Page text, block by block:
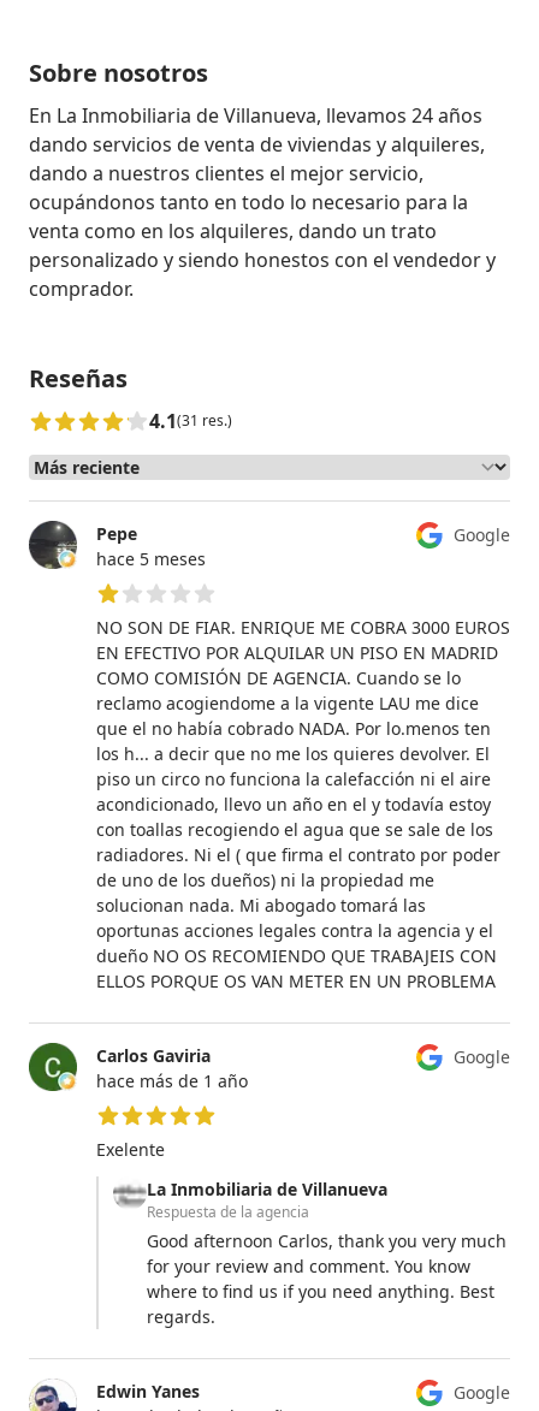
Sobre nosotros
En La Inmobiliaria de Villanueva, llevamos 24 años
dando servicios de venta de viviendas y alquileres,
dando a nuestros clientes el mejor servicio,
ocupándonos tanto en todo lo necesario para la
venta como en los alquileres, dando un trato
personalizado y siendo honestos con el vendedor y
Reseñas
4.1(31 res.)
Google
Pepe
hace 5 meses
NO SON DE FIAR. ENRIQUE ME COBRA 3000 EUROS
EN EFECTIVO POR ALQUILAR UN PISO EN MADRID
COMO COMISIÓN DE AGENCIA. Cuando se lo
reclamo acogiendome a la vigente LAU me dice
que el no había cobrado NADA. Por lo.menos ten
los h... a decir que no me los quieres devolver. El
piso un circo no funciona la calefacción ni el aire
acondicionado, llevo un año en el y todavía estoy
con toallas recogiendo el agua que se sale de los
radiadores. Ni el ( que firma el contrato por poder
de uno de los dueños) ni la propiedad me
solucionan nada. Mi abogado tomará las
oportunas acciones legales contra la agencia y el
dueño NO OS RECOMIENDO QUE TRABAJEIS CON
ELLOS PORQUE OS VAN METER EN UN PROBLEMA
Google
Carlos Gaviria
hace más de 1 año
5 de 5 estrellas
Exelente
La Inmobiliaria de Villanueva
Respuesta de la agencia
Good afternoon Carlos, thank you very much
for your review and comment. You know
where to find us if you need anything. Best
regards.
Google
Edwin Yanes